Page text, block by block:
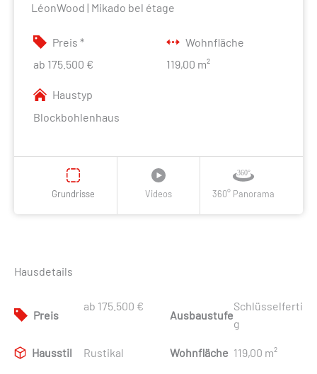
LéonWood | Mikado bel étage
Preis *
ab 175.500 €
Wohnfläche
119,00 m²
Haustyp
Blockbohlenhaus
Grundrisse Videos 360° Panorama
Hausdetails
Preis
ab 175.500 €
Ausbaustufe
Schlüsselferti
g
Hausstil Rustikal Wohnfläche 119,00 m²